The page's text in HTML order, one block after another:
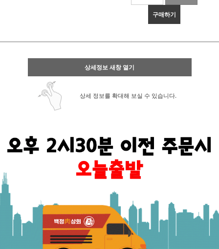
구매하기
상세정보 새창 열기
상세 정보를 확대해 보실 수 있습니다.